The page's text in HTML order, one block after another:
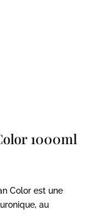
1000ml
Color est une
au